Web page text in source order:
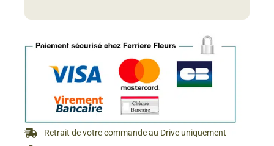
Retrait de votre commande au Drive uniquement